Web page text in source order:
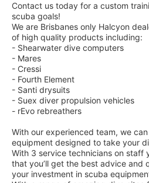
Contact us today for a custom
scuba goals!
We are Brisbanes only Halcyon
of high quality products including:
- Shearwater dive computers
- Mares
- Cressi
- Fourth Element
- Santi drysuits
- Suex diver propulsion vehicles
- rEvo rebreathers
With our experienced team, we
equipment designed to take your
With 3 service technicians on staff
that you’ll get the best advice and
your investment in scuba